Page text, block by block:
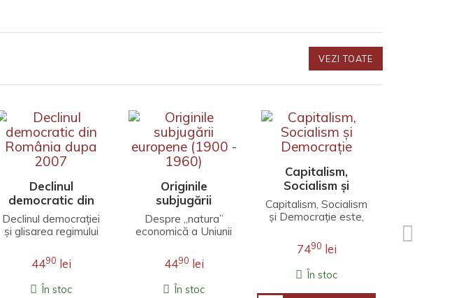
VEZI TOATE
Declinul
democratic din
România dupa
2007
Declinul democrației
și glisarea regimului
spre autoritarism în
perioada care a urm..
4490 lei
În stoc
Originile
subjugării
europene (1900 -
1960)
Despre „natura”
economică a Uniunii
odată cu epoca
imperialistă, nu
există dubii. ..
4490 lei
În stoc
Capitalism,
Socialism și
Democrație
Capitalism, Socialism
și Democrație este,
populară carte a lui
Schumpeter și nu..
7490 lei
În stoc
porcului
animal